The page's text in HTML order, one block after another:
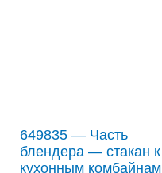
649835 — Часть
блендера — стакан к
кухонным комбайнам